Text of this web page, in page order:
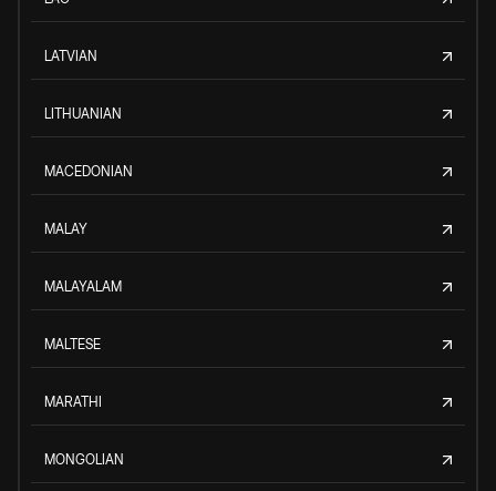
LATVIAN
LITHUANIAN
MACEDONIAN
MALAY
MALAYALAM
MALTESE
MARATHI
MONGOLIAN